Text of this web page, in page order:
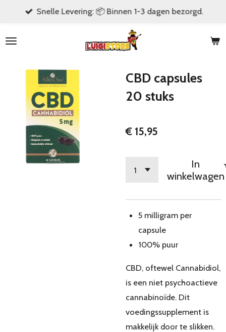
naar
hoofdinhoud
Snelle Levering: 📦 Binnen 1-3 dagen bezorgd.
CBD capsules
20 stuks
€ 15,95
In
winkelwagen
5 milligram per
capsule
100% puur
CBD, oftewel Cannabidiol,
is een niet psychoactieve
cannabinoïde. Dit
voedingssupplement is
makkelijk door te slikken.